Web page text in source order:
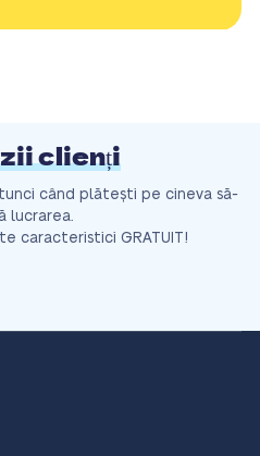
clienți
când plătești pe cineva să-
lucrarea.
caracteristici GRATUIT!